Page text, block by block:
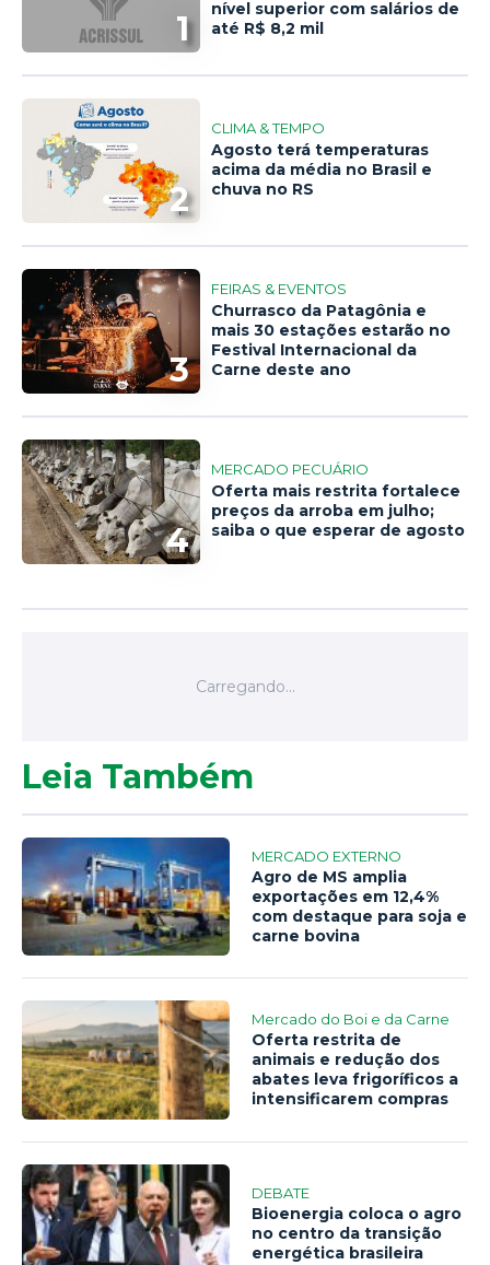
1
nível superior com salários de
até R$ 8,2 mil
2
CLIMA & TEMPO
Agosto terá temperaturas
acima da média no Brasil e
chuva no RS
3
FEIRAS & EVENTOS
Churrasco da Patagônia e
mais 30 estações estarão no
Festival Internacional da
Carne deste ano
4
MERCADO PECUÁRIO
Oferta mais restrita fortalece
preços da arroba em julho;
saiba o que esperar de agosto
Leia Também
MERCADO EXTERNO
Agro de MS amplia
exportações em 12,4%
com destaque para soja e
carne bovina
Mercado do Boi e da Carne
Oferta restrita de
animais e redução dos
abates leva frigoríficos a
intensificarem compras
DEBATE
Bioenergia coloca o agro
no centro da transição
energética brasileira